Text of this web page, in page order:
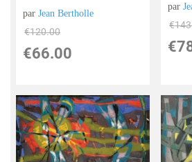
parJean Bertholle
€120.00
€66.00
par
€
€